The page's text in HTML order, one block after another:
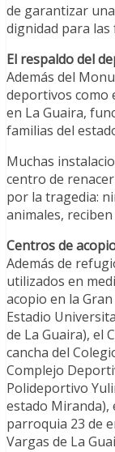
de garantizar
dignidad para las
El respaldo del
Además del
deportivos como
en La Guaira,
familias del
Muchas
centro de
por la tragedia:
animales,
Centros de
Además de
utilizados en
acopio en la
Estadio
de La Guaira), el
cancha del
Complejo
Polideportivo
estado Miranda),
parroquia 23 de
Vargas de La